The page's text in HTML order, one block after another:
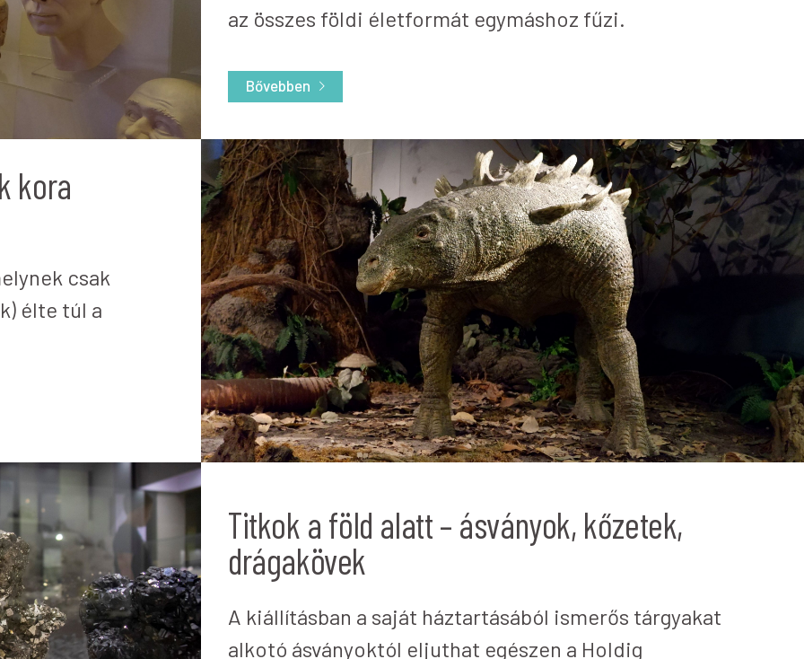
az összes földi életformát egymáshoz fűzi.
Bővebben
kora
csak
élte túl a
Titkok a föld alatt – ásványok, kőzetek,
drágakövek
A kiállításban a saját háztartásából ismerős tárgyakat
alkotó ásványoktól eljuthat egészen a Holdig